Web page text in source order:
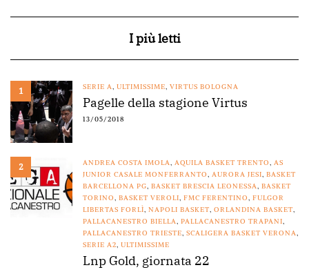
I più letti
1 SERIE A, ULTIMISSIME, VIRTUS BOLOGNA
Pagelle della stagione Virtus
13/05/2018
2 ANDREA COSTA IMOLA, AQUILA BASKET TRENTO, AS
JUNIOR CASALE MONFERRANTO, AURORA JESI, BASKET
BARCELLONA PG, BASKET BRESCIA LEONESSA, BASKET
TORINO, BASKET VEROLI, FMC FERENTINO, FULGOR
LIBERTAS FORLÌ, NAPOLI BASKET, ORLANDINA BASKET,
PALLACANESTRO BIELLA, PALLACANESTRO TRAPANI,
PALLACANESTRO TRIESTE, SCALIGERA BASKET VERONA,
SERIE A2, ULTIMISSIME
Lnp Gold, giornata 22